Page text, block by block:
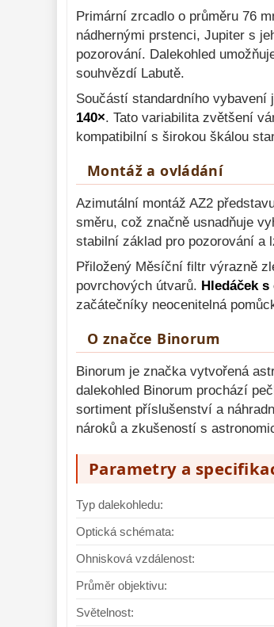
Primární zrcadlo o průměru 76
nádhernými prstenci, Jupiter s
pozorování. Dalekohled
souhvězdí Labutě.
Součástí standardního
140×. Tato variabilita zvětšení
kompatibilní s širokou škálou
Montáž a ovládání
Azimutální montáž AZ2
směru, což značně usnadňuje
stabilní základ pro pozorování a
Přiložený Měsíční filtr výrazně
povrchových útvarů. Hledáček
začátečníky neocenitelná
O značce Binorum
Binorum je značka vytvořená
dalekohled Binorum prochází
sortiment příslušenství a
nároků a zkušeností s
Parametry a
Typ dalekohledu:
Optická schémata:
Ohnisková vzdálenost:
Průměr objektivu:
Světelnost: